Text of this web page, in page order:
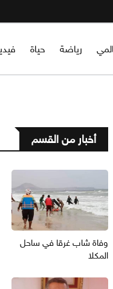
رياضة حياة
أخبار من القسم
وفاة شاب غرقا في ساحل
المكلا